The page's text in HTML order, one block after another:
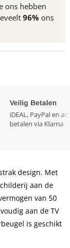
ons hebben
96% ons
Veilig Betalen
iDEAL, PayPal en
betalen via Klarna
design. Met
aan de
van 50
aan de TV
is geschikt